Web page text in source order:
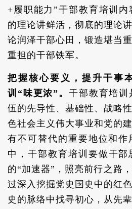
+履职能力”干部教育培训
的理论讲鲜活，彻底的理论
论润泽干部心田，锻造堪当
重担的干部铁军。
把握核心要义，提升干事
训“味更浓”。 干部教育培训
伍的先导性、基础性、战略
色社会主义伟大事业和党的
有不可替代的重要地位和作
中，干部教育培训要做干部
的“加速器”，照亮前行之路
过深入挖掘党史国史中的红
史的脉络中找寻初心，从先